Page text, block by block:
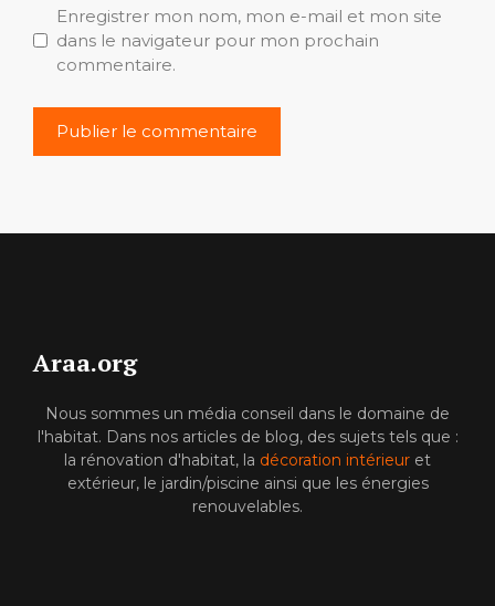
Enregistrer mon nom, mon e-mail et mon site
dans le navigateur pour mon prochain
commentaire.
Araa.org
Nous sommes un média conseil dans le domaine de
l'habitat. Dans nos articles de blog, des sujets tels que :
la rénovation d'habitat, la décoration intérieur et
extérieur, le jardin/piscine ainsi que les énergies
renouvelables.